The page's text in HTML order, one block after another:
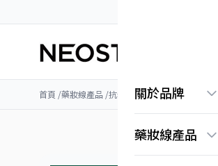
關於品牌
認識果酸科學
常見問答
藥妝線產品
首頁 /藥妝線產品 /抗老保濕/乳糖酸全效凍齡精華